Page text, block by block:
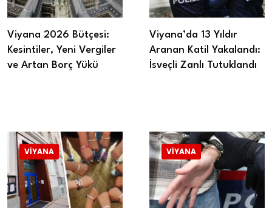
Viyana 2026 Bütçesi:
Kesintiler, Yeni Vergiler
ve Artan Borç Yükü
Viyana’da 13 Yıldır
Aranan Katil Yakalandı:
İsveçli Zanlı Tutuklandı
VIYANA VIYANA